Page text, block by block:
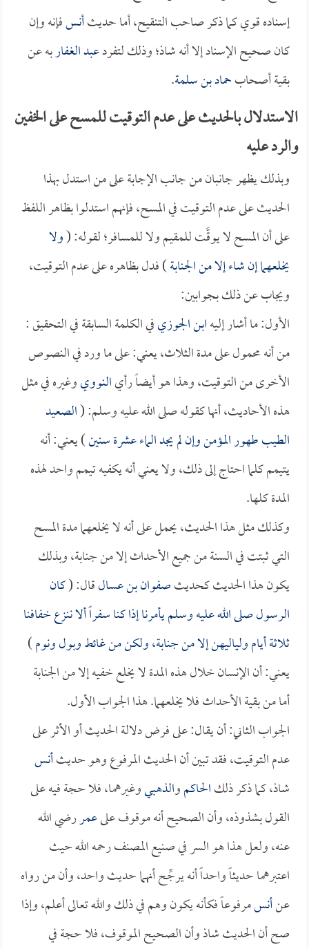
إسناده قوي كما ذكر صاحب التنقيح، أما حديثأنسفإنه وإن
كان صحيح الإسناد إلا أنه شاذ؛ وذلك لتفردعبد الغفاربه عن
بقية أصحابحماد بن سلمة.
الاستدلال بالحديث على عدم التوقيت للمسح على الخفين
والرد عليه
وبذلك يظهر جانبان من جانب الإجابة على من استدل بهذا
الحديث على عدم التوقيت في المسح، فإنهم استدلوا بظاهر اللفظ
على أن المسح لا يوقَّت للمقيم ولا للمسافر؛ لقوله: (ولا
يخلعهما إن شاء إلا من الجنابة) فدل بظاهره على عدم التوقيت،
ويجاب عن ذلك بجوابين:
الأول: ما أشار إليهابن الجوزيفي الكلمة السابقة في التحقيق :
من أنه محمول على مدة الثلاث، يعني: على ما ورد في النصوص
الأخرى من التوقيت، وهذا هو أيضاً رأيالنوويوغيره في مثل
هذه الأحاديث، أنها كقوله صلى الله عليه وسلم: (الصعيد
الطيب طهور المؤمن وإن لم يجد الماء عشرة سنين) يعني: أنه
يتيمم كلما احتاج إلى ذلك، ولا يعني أنه يكفيه تيمم واحد لهذه
المدة كلها.
وكذلك مثل هذا الحديث، يحمل على أنه لا يخلعهما مدة المسح
التي ثبتت في السنة من جميع الأحداث إلا من جنابة، وبذلك
يكون هذا الحديث كحديثصفوان بن عسالقال: (كان
الرسول صلى الله عليه وسلم يأمرنا إذا كنا سفراً ألا ننزع خفافنا
ثلاثة أيام ولياليهن إلا من جنابة، ولكن من غائط وبول ونوم)
يعني: أن الإنسان خلال هذه المدة لا يخلع خفيه إلا من الجنابة
أما من بقية الأحداث فلا يخلعهما. هذا الجواب الأول.
الجواب الثاني: أن يقال: على فرض دلالة الحديث أو الأثر على
عدم التوقيت، فقد تبين أن الحديث المرفوع وهو حديثأنس
شاذ، كما ذكر ذلكالحاكموالذهبيوغيرهما، فلا حجة فيه على
القول بشذوذه، وأن الصحيح أنه موقوف علىعمررضي الله
عنه، ولعل هذا هو السر في صنيع المصنف رحمه الله حيث
اعتبرهما حديثاً واحداً أنه يرجِّح أنهما حديث واحد، وأن من رواه
عنأنسمرفوعاً فكأنه يكون وهم في ذلك والله تعالى أعلم، وإذا
صح أن الحديث شاذ وأن الصحيح الموقوف، فلا حجة في